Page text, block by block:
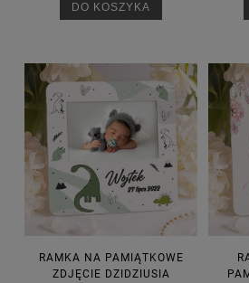
DO KOSZYKA
RAMKA NA PAMIĄTKOWE
ZDJĘCIE DZIDZIUSIA